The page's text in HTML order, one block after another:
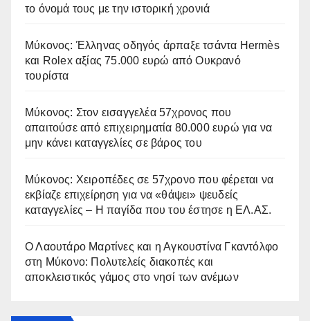
το όνομά τους με την ιστορική χρονιά
Μύκονος: Έλληνας οδηγός άρπαξε τσάντα Hermès
και Rolex αξίας 75.000 ευρώ από Ουκρανό
τουρίστα
Μύκονος: Στον εισαγγελέα 57χρονος που
απαιτούσε από επιχειρηματία 80.000 ευρώ για να
μην κάνει καταγγελίες σε βάρος του
Μύκονος: Χειροπέδες σε 57χρονο που φέρεται να
εκβίαζε επιχείρηση για να «θάψει» ψευδείς
καταγγελίες – Η παγίδα που του έστησε η ΕΛ.ΑΣ.
Ο Λαουτάρο Μαρτίνες και η Αγκουστίνα Γκαντόλφο
στη Μύκονο: Πολυτελείς διακοπές και
αποκλειστικός γάμος στο νησί των ανέμων